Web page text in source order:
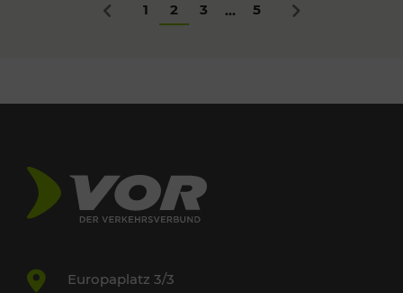
Zurück
1 2 3 ... 5 Nächstes
Europaplatz 3/3